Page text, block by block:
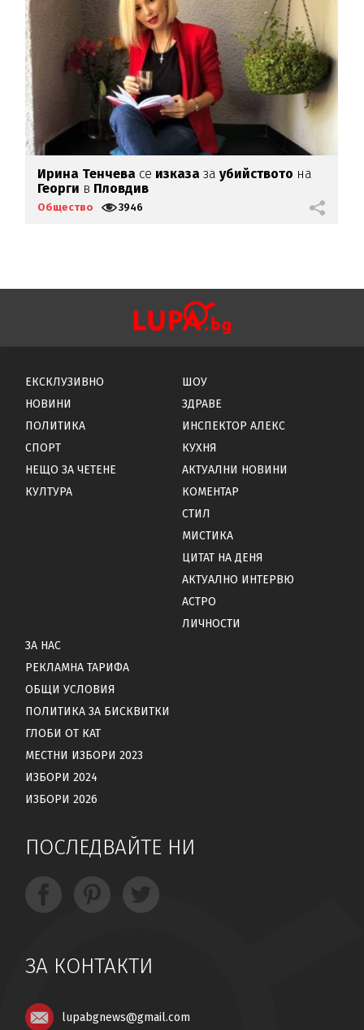
Ирина Тенчева се изказазаубийството на
Георги в Пловдив
Общество 3946
ЕКСКЛУЗИВНО
НОВИНИ
ПОЛИТИКА
СПОРТ
НЕЩО ЗА ЧЕТЕНЕ
КУЛТУРА
ШОУ
ЗДРАВЕ
ИНСПЕКТОР АЛЕКС
КУХНЯ
АКТУАЛНИ НОВИНИ
КОМЕНТАР
СТИЛ
МИСТИКА
ЦИТАТ НА ДЕНЯ
АКТУАЛНО ИНТЕРВЮ
АСТРО
ЛИЧНОСТИ
ЗА НАС
РЕКЛАМНА ТАРИФА
ОБЩИ УСЛОВИЯ
ПОЛИТИКА ЗА БИСКВИТКИ
ГЛОБИ ОТ КАТ
МЕСТНИ ИЗБОРИ 2023
ИЗБОРИ 2024
ИЗБОРИ 2026
ПОСЛЕДВАЙТЕ НИ
ЗА КОНТАКТИ
lupabgnews@gmail.com